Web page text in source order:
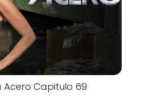
Acero Capitulo 69